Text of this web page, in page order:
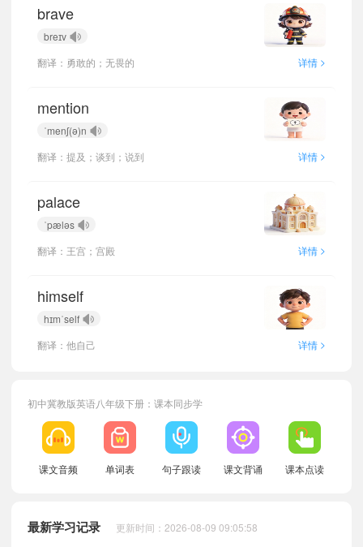
brave
breɪv
翻译：勇敢的；无畏的
详情 >
mention
ˈmenʃ(ə)n
翻译：提及；谈到；说到
详情 >
palace
ˈpæləs
翻译：王宫；宫殿
详情 >
himself
hɪmˈself
翻译：他自己
详情 >
初中冀教版英语八年级下册：课本同步学
课文音频 单词表 句子跟读 课文背诵 课本点读
最新学习记录 更新时间：2026-08-09 09:05:58
小宝346751 正在学习 冀教版八年级上册Unit 3 Amazing sports单词
小宝958040 正在学习